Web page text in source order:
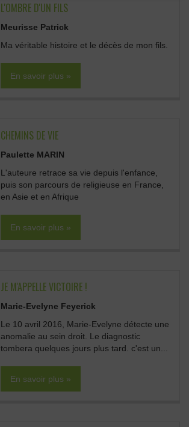
L'OMBRE D'UN FILS
Meurisse Patrick
Ma véritable histoire et le décès de mon fils.
En savoir plus »
CHEMINS DE VIE
Paulette MARIN
L'auteure retrace sa vie depuis l'enfance,
puis son parcours de religieuse en France,
en Asie et en Afrique
En savoir plus »
JE M'APPELLE VICTOIRE !
Marie-Evelyne Feyerick
Le 10 avril 2016, Marie-Evelyne détecte une
anomalie au sein droit. Le diagnostic
tombera quelques jours plus tard. c'est un...
En savoir plus »